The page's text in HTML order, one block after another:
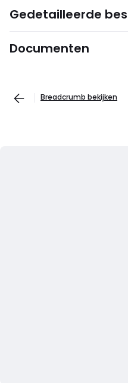
Gedetailleerde
Documenten
Breadcrumb bekijken